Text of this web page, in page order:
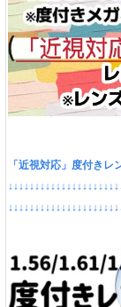
「近視対応」度付きレ